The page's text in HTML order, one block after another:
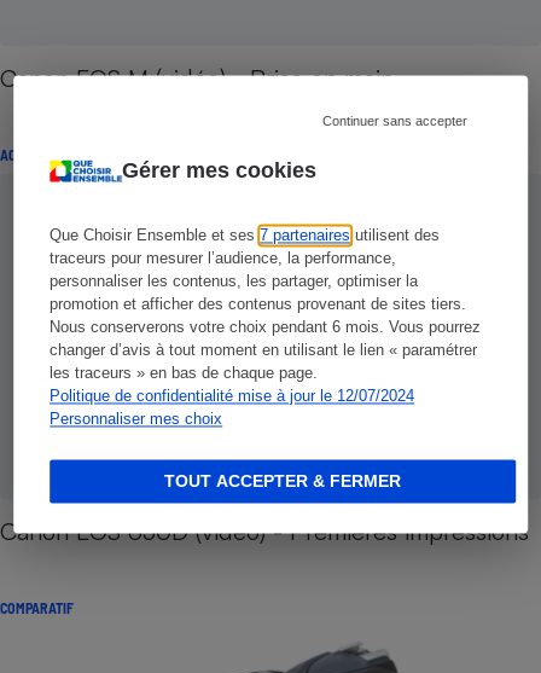
Gérer mes cookies
Que Choisir Ensemble et ses7 partenaires utilisent des
traceurs pour mesurer l’audience, la performance,
personnaliser les contenus, les partager, optimiser la
promotion et afficher des contenus provenant de sites tiers.
Nous conserverons votre choix pendant 6 mois. Vous pourrez
changer d’avis à tout moment en utilisant le lien « paramétrer
les traceurs » en bas de chaque page.
Politique de confidentialité mise à jour le 12/07/2024
Personnaliser mes choix
Continuer sans accepter
TOUT ACCEPTER & FERMER
Canon EOS M (vidéo) - Prise en main
ACTUALITÉ
Canon EOS 650D (vidéo) - Premières impressions
COMPARATIF